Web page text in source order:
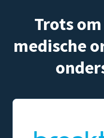
Trots
medische